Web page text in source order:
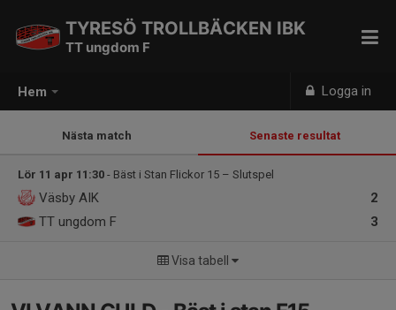
Hem Logga in
TYRESÖ TROLLBÄCKEN IBK
TT ungdom F
Nästa match Senaste resultat
Lör 11 apr 11:30 - Bäst i Stan Flickor 15 – Slutspel
2
Väsby AIK
3
TT ungdom F
Visa tabell